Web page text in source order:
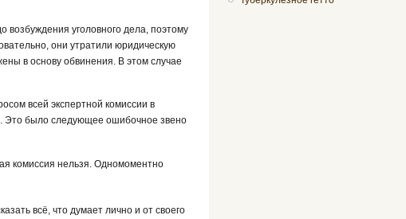
возбуждения уголовного дела, поэтому
они утратили юридическую
в основу обвинения. В этом случае
всей экспертной комиссии в
Это было следующее ошибочное звено
комиссия нельзя. Одномоментно
всё, что думает лично и от своего